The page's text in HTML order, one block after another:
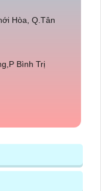
Hòa, Q.Tân
Bình Trị